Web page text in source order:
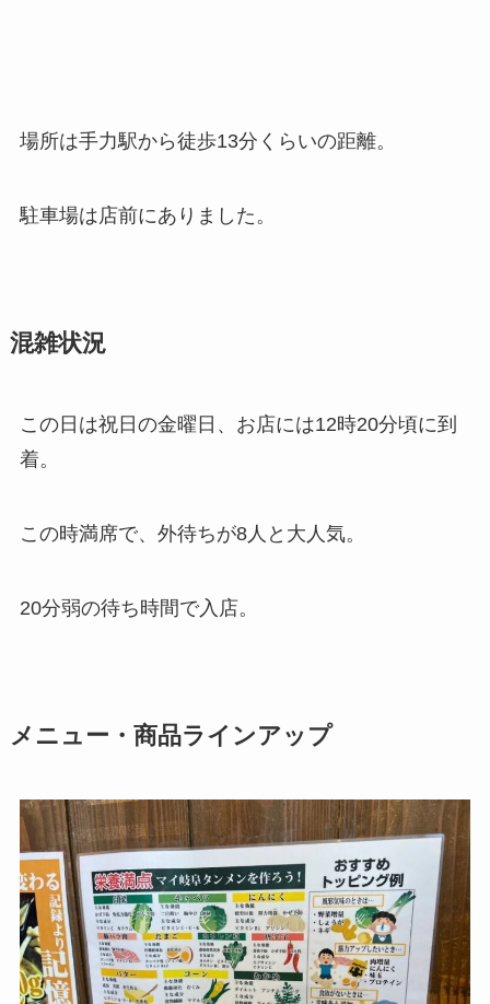
場所は手力駅から徒歩13分くらいの距離。
駐車場は店前にありました。
混雑状況
この日は祝日の金曜日、お店には12時20分頃に到
着。
この時満席で、外待ちが8人と大人気。
20分弱の待ち時間で入店。
メニュー・商品ラインアップ